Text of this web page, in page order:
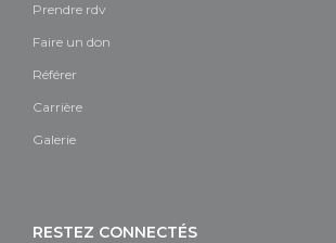
Prendre rdv
Faire un don
Référer
Carrière
Galerie
RESTEZ CONNECTÉS